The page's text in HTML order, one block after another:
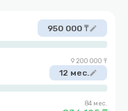
950 000 ₸edit
9 200 000 ₸
12 мес.edit
84 мес.